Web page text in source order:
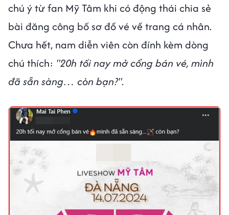
chú ý từ fan Mỹ Tâm khi có động thái chia sẻ
bài đăng công bố sơ đồ vé về trang cá nhân.
Chưa hết, nam diễn viên còn đính kèm dòng
chú thích: "20h tối nay mở cổng bán vé, mình
đã sẵn sàng… còn bạn?".